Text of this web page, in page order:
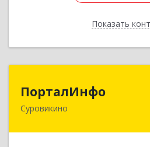
ПоказатьНазад
ПорталИнфо
Суровикино
404414, г.Суровкино